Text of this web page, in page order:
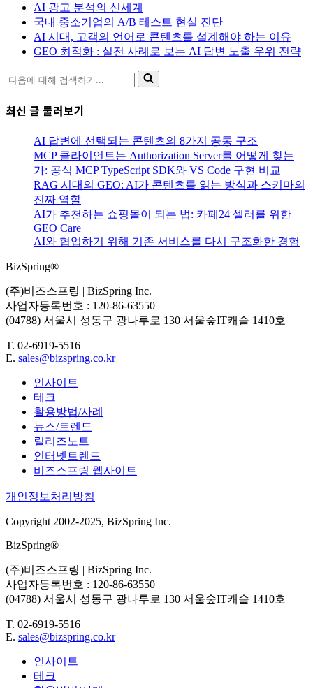
AI 광고 분석의 신세계
국내 중소기업의 A/B 테스트 현실 진단
AI 시대, 고객의 언어로 콘텐츠를 설계해야 하는 이유
GEO 최적화 : 실전 사례로 보는 AI 답변 노출 우위 전략
다
음
에
대
최신 글 둘러보기
AI 답변에 선택되는 콘텐츠의 8가지 공통 구조
MCP 클라이언트는 Authorization Server를 어떻게 찾는
가: 공식 MCP TypeScript SDK와 VS Code 구현 비교
RAG 시대의 GEO: AI가 콘텐츠를 읽는 방식과 스키마의
진짜 역할
AI가 추천하는 쇼핑몰이 되는 법: 카페24 셀러를 위한
GEO Care
AI와 협업하기 위해 기존 서비스를 다시 구조화한 경험
BizSpring®
(주)비즈스프링 | BizSpring Inc.
사업자등록번호 : 120-86-63550
(04788) 서울시 성동구 광나루로 130 서울숲IT캐슬 1410호
T. 02-6919-5516
E. sales@bizspring.co.kr
인사이트
테크
활용방법/사례
뉴스/트렌드
릴리즈노트
인터넷트렌드
비즈스프링 웹사이트
개인정보처리방침
Copyright 2002-2025, BizSpring Inc.
BizSpring®
(주)비즈스프링 | BizSpring Inc.
사업자등록번호 : 120-86-63550
(04788) 서울시 성동구 광나루로 130 서울숲IT캐슬 1410호
T. 02-6919-5516
E. sales@bizspring.co.kr
인사이트
테크